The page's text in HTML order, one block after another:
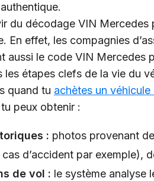
du décodage VIN
En effet, les compagnies
aussi le code VIN Mercedes
les étapes clefs de la vie du
quand tu achètes un véhicule
peux obtenir :
: photos provenant
cas d’accident par exemple),
de vol : le système analyse